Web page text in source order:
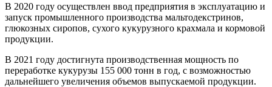
В 2020 году осуществлен ввод предприятия в эксплуатацию и
запуск промышленного производства мальтодекстринов,
глюкозных сиропов, сухого кукурузного крахмала и кормовой
продукции.
В 2021 году достигнута производственная мощность по
переработке кукурузы 155 000 тонн в год, с возможностью
дальнейшего увеличения объемов выпускаемой продукции.